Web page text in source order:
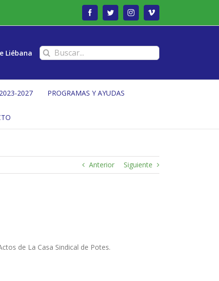
FacebookTwitterInstagramVimeo
Liébana Buscar:
2027 PROGRAMAS Y AYUDAS
Anterior Siguiente
de La Casa Sindical de Potes.